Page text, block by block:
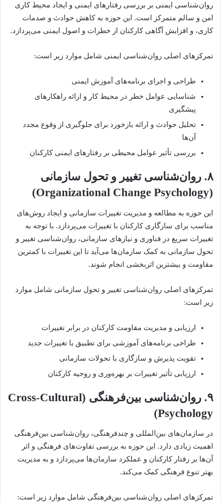
روان‌شناسی ایمنی بر بررسی رفتارهای ایمنی و ایجاد محیط کاری
امن و سالم متمرکز است. این حوزه به کاهش حوادث و صدمات
کاری، و افزایش آگاهی کارکنان از خطرات و اصول ایمنی می‌پردازد.
تمرکزهای اصلی روان‌شناسی ایمنی شامل موارد زیر است:
طراحی و اجرای برنامه‌های آموزش ایمنی
شناسایی عوامل خطر در محیط کار و ارائه راهکارهای
پیشگیری
تحلیل حوادث و ارائه بازخورد برای جلوگیری از وقوع مجدد
آن‌ها
بررسی تأثیر عوامل محیطی بر رفتارهای ایمنی کارکنان
۸. روان‌شناسی تغییر و تحول سازمانی
(Organizational Change Psychology)
این حوزه به مطالعه و مدیریت تغییرات سازمانی و ایجاد روش‌های
مناسب برای سازگاری کارکنان با تغییرات می‌پردازد. با توجه به
تغییرات سریع در فناوری و نیازهای سازمانی، روان‌شناسی تغییر و
تحول سازمانی به کمک سازمان‌ها می‌آید تا این تغییرات با کمترین
مقاومت و بیشترین اثربخشی انجام شوند.
تمرکزهای اصلی روان‌شناسی تغییر و تحول سازمانی شامل موارد
زیر است:
ارزیابی و مدیریت مقاومت کارکنان در برابر تغییرات
طراحی برنامه‌های آموزشی برای تطبیق با تغییرات جدید
تقویت پذیرش و سازگاری با تحولات سازمانی
ارزیابی تأثیر تغییرات بر بهره‌وری و روحیه کارکنان
۹. روان‌شناسی بین‌فرهنگی (Cross-Cultural
Psychology)
در سازمان‌های بین‌المللی و چندفرهنگی، روان‌شناسی بین‌فرهنگی
اهمیت زیادی دارد. این حوزه به بررسی تفاوت‌های فرهنگی و اثر
آن‌ها بر رفتار کارکنان و عملکرد سازمان‌ها می‌پردازد و به مدیریت
بهتر تنوع فرهنگی کمک می‌کند.
تمرکزهای اصلی روان‌شناسی بین‌فرهنگی شامل موارد زیر است: